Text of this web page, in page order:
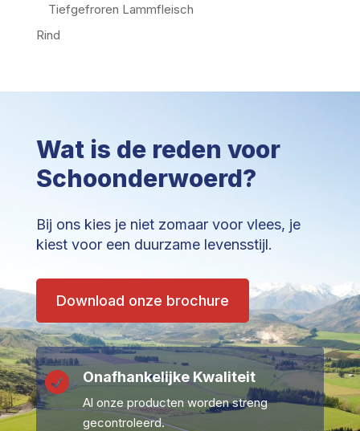
Tiefgefroren Lammfleisch
Rind
Wat is de reden voor
Schoonderwoerd?
Bij ons kies je niet zomaar voor vlees, je
kiest voor een duurzame levensstijl.
Download onze brochure
 Onafhankelijke Kwaliteit
Al onze producten worden streng
gecontroleerd.